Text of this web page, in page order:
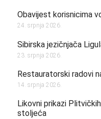
Obavijest korisnicima
24. srpnja 2026.
Sibirska jezičnjača
23. srpnja 2026.
Restauratorski radovi
14. srpnja 2026.
Likovni prikazi
stoljeća